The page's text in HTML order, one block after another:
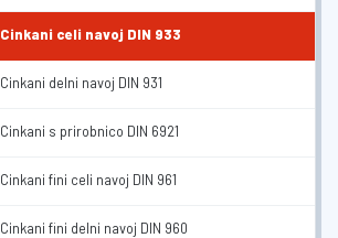
Cinkani celi navoj DIN 933
Cinkani delni navoj DIN 931
Cinkani s prirobnico DIN 6921
Cinkani fini celi navoj DIN 961
Cinkani fini delni navoj DIN 960